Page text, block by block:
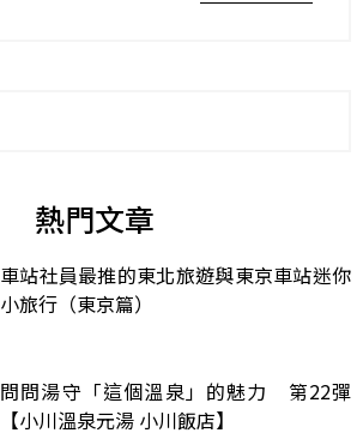
熱門文章
車站社員最推的東北旅遊與東京車站迷你
小旅行（東京篇）
問問湯守「這個溫泉」的魅力 第22彈
【小川溫泉元湯 小川飯店】